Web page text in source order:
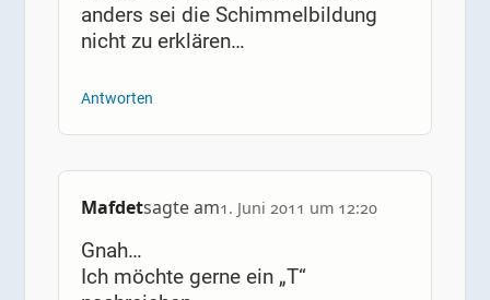
anders sei die Schimmelbildung
nicht zu erklären…
Antworten
Mafdetsagte am1. Juni 2011 um 12:20
Gnah…
Ich möchte gerne ein „T“